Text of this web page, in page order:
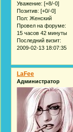
Уважение: [+8/-0]
Позитив: [+0/-0]
Пол: Женский
Провел на форуме:
15 часов 42 минуты
Последний визит:
2009-02-13 18:07:35
LaFee
Администратор